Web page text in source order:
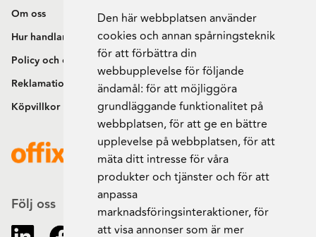
Den här webbplatsen använder
cookies och annan spårningsteknik
för att förbättra din
webbupplevelse för följande
ändamål: för att möjliggöra
grundläggande funktionalitet på
webbplatsen,för att ge en bättre
upplevelse på webbplatsen,för att
mäta ditt intresse för våra
produkter och tjänster och för att
anpassa
marknadsföringsinteraktioner,för
att visa annonser som är mer
Om oss
Hur handlar jag?
Policy och cookies
Reklamation och retur
Köpvillkor
Följ oss